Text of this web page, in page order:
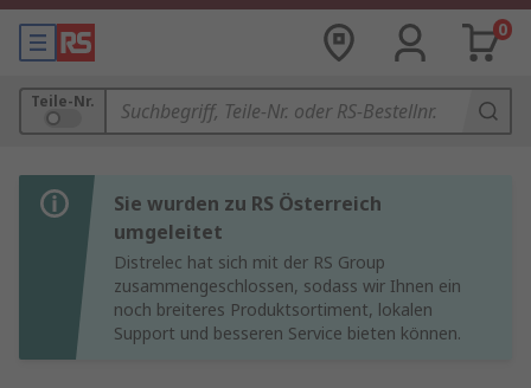
0
Teile-Nr.
Sie wurden zu RS Österreich
umgeleitet
Distrelec hat sich mit der RS Group
zusammengeschlossen, sodass wir Ihnen ein
noch breiteres Produktsortiment, lokalen
Support und besseren Service bieten können.